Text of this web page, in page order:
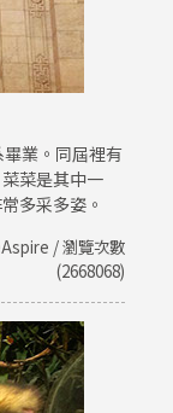
業。同屆裡有
菜是其中一
多采多姿。
/ 瀏覽次數
(2668068)